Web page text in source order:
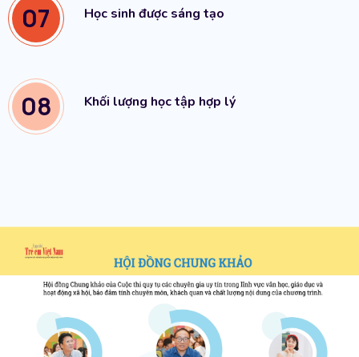
07 Học sinh được sáng tạo
08 Khối lượng học tập hợp lý